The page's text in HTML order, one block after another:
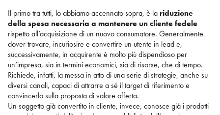
Il primo tra tutti, lo abbiamo accennato sopra, è lariduzione
della spesa necessaria a mantenere un cliente fedele
rispetto all’acquisizione di un nuovo consumatore. Generalmente
dover trovare, incuriosire e convertire un utente in lead e,
successivamente, in acquirente è molto più dispendioso per
un’impresa, sia in termini economici, sia di risorse, che di tempo.
Richiede, infatti, la messa in atto di una serie di strategie, anche su
diversi canali, capaci di attrarre a sé il target di riferimento e
convincerlo sulla proposta di valore offerta.
Un soggetto già convertito in cliente, invece, conosce già i prodotti